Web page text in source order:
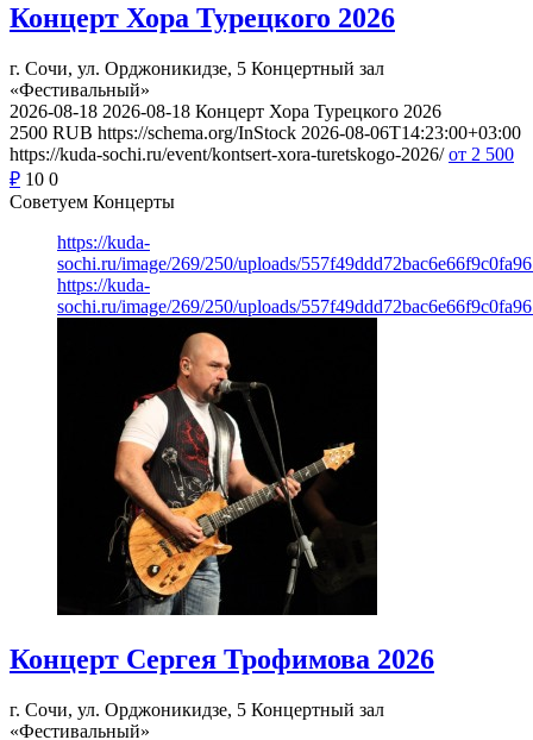
Концерт Хора Турецкого 2026
г. Сочи, ул. Орджоникидзе, 5 Концертный зал
«Фестивальный»
2026-08-18 2026-08-18 Концерт Хора Турецкого 2026
2500 RUB https://schema.org/InStock 2026-08-06T14:23:00+03:00
https://kuda-sochi.ru/event/kontsert-xora-turetskogo-2026/ от 2 500
₽ 10 0
Советуем Концерты
https://kuda-
sochi.ru/image/269/250/uploads/
https://kuda-
sochi.ru/image/269/250/uploads/
Концерт Сергея Трофимова 2026
г. Сочи, ул. Орджоникидзе, 5 Концертный зал
«Фестивальный»